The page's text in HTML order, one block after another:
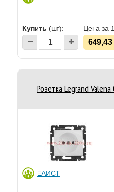
Купить (шт): Цена за
649,43
Розетка Legrand Valena
ЕАИСТ